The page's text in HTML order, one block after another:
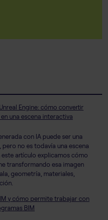
Engine: cómo convertir
una escena interactiva
con IA puede ser una
no es todavía una escena
este artículo explicamos cómo
transformando esa imagen
geometría, materiales,
y cómo permite trabajar con
BIM